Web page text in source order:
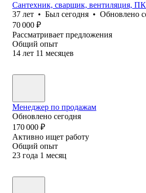
Сантехник, сварщик, вентиляция,
37 лет • Был сегодня • Обновлено
70 000 ₽
Рассматривает предложения
Общий опыт
14 лет 11 месяцев
Менеджер по продажам
Обновлено сегодня
170 000 ₽
Активно ищет работу
Общий опыт
23 года 1 месяц